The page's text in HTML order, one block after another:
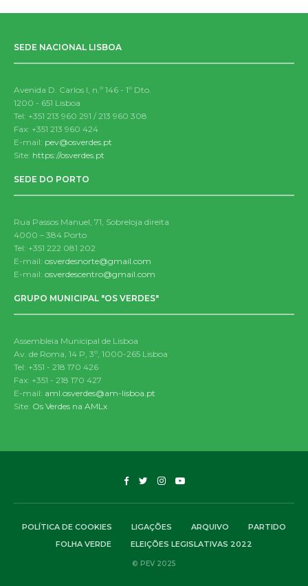
SEDE NACIONAL LISBOA
Avenida D. Carlos I, n.º 146 - 1º Dto.
1200 - 651 Lisboa
Tel: +351 213 960 291 / 213 960 308
Fax: +351 213 960 424
E-mail: pev@osverdes.pt
Site: https://osverdes.pt
SEDE DO PORTO
Rua Passos Manuel, 71, Sobreloja direita
4000 – 384 Porto
Tel: +351 222 081 202
E-mail:osverdesnorte@gmail.com
E-mail:osverdescentro@gmail.com
GRUPO MUNICIPAL "OS VERDES"
Assembleia Municipal de Lisboa
Av. de Roma, 14 P, 3º, 1000-265 Lisboa
Tel: +351 - 218 170 426
Fax: +351 - 218 170 427
E-mail: aml.osverdes@am-lisboa.pt
Site: Os Verdes na AMLx
POLÍTICA DE COOKIES LIGAÇÕES ARQUIVO
PARTIDO
FOLHA VERDE
ELEIÇÕES LEGISLATIVAS 2022
© PEV 2025